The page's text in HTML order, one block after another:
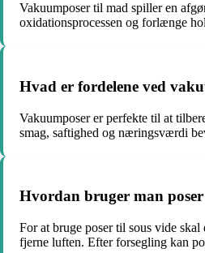
Vakuumposer til mad spiller en
oxidationsprocessen og forlænge
Hvad er fordelene ved
Vakuumposer er perfekte til at
smag, saftighed og næringsværdi
Hvordan bruger man poser
For at bruge poser til sous vide
fjerne luften. Efter forsegling kan